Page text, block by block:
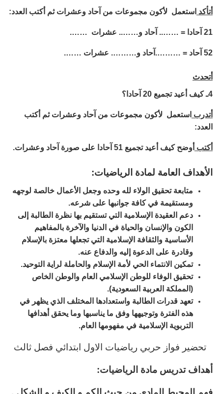
أتأكد استعمل لأكون مجموعات من آحاد وعشرات ثم أكتب العدد:
21 آحادا = …….. آحاد و…….. عشرات …….
52 آحاد = ……….آحاد و………. عشرات …….
أتحدث
4ـ كيف أعيد تجميع 20 آحادا؟
أتدرب استعمل لأكون مجموعات من آحاد وعشرات ثم أكتب
العدد:
أكتب أوضح كيف أعيد تجميع 51 آحادا على صورة آحاد وعشرات.
الأهداف العامة لمادة الرياضيات:
متابعة تحقيق الولاء لله وحده وجعل الأعمال خالصة لوجهه
ومستقيمة في كافة جوانبها على شرعه.
دعم العقيدة الإسلامية التي تستقيم بها نظرة الطالبة إلى
الكون والإنسان والحياة في الدنيا والآخرة بالمفاهيم
الأساسية والثقافة الإسلامية التي تجعلها معتزة بالإسلام
وقادرة على الدعوة إليه والدفاع عنه.
تمكين الانتماء الحي لأمة الإسلام والحاملة لراية التوحيد.
تحقيق الوفاء للوطن الإسلامي العام والوطن الخاص
(المملكة العربية السعودية).
تعهد قدرات الطالبة واستعدادها المختلف الذي يظهر في
هذه الفترة وتوجيهها وفق ما يناسبها وما يحقق أهدافها
التربوية الإسلامية في مفهومها العام.
تحضير فواز حربي رياضيات الاول ابتدائي فصل ثالث
أهداف تدريس مادة الرياضيات: